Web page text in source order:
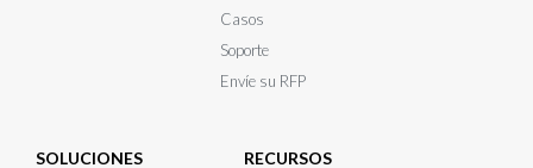
Casos
Soporte
Envíe su RFP
SOLUCIONES RECURSOS